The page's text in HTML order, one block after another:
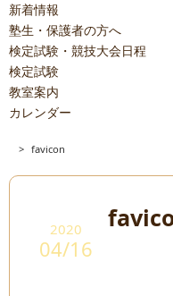
新着情報
塾生・保護者の方へ
検定試験・競技大会日程
検定試験
教室案内
カレンダー
> favicon
2020
04/16